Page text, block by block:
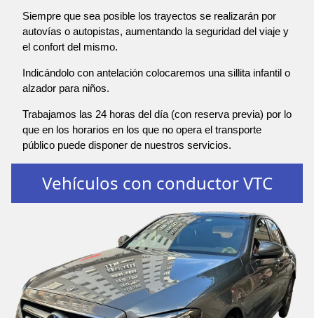
Siempre que sea posible los trayectos se realizarán por
autovías o autopistas, aumentando la seguridad del viaje y
el confort del mismo.
Indicándolo con antelación colocaremos una sillita infantil o
alzador para niños.
Trabajamos las 24 horas del día (con reserva previa) por lo
que en los horarios en los que no opera el transporte
público puede disponer de nuestros servicios.
Vehículos con conductor VTC